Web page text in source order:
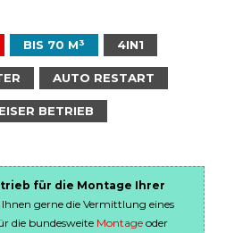
BIS 70 M³ 4IN1
AUTO RESTART
BETRIEB
für die Montage Ihrer
gerne die Vermittlung eines
die bundesweite Montage oder